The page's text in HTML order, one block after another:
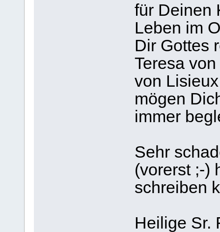
für Deinen
Leben im
Dir Gottes
Teresa
von
mögen
immer
Sehr
(vorerst ;-)
schreiben
Heilige Sr.